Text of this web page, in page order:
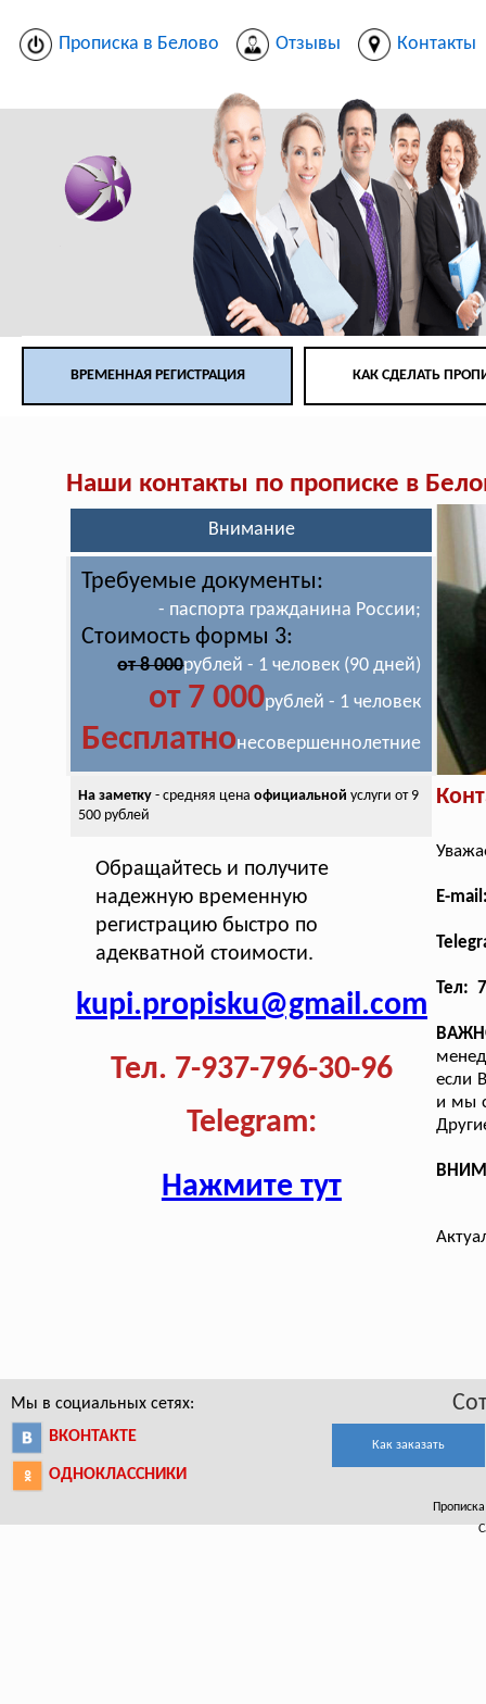
Прописка в Белово Отзывы Контакты
ВРЕМЕННАЯ РЕГИСТРАЦИЯ КАК СДЕЛАТЬ
Наши контакты по прописке в
Внимание
Требуемые документы:
- паспорта гражданина России;
Стоимость формы 3:
от 8 000рублей - 1 человек (90 дней)
от 7 000рублей - 1 человек
Бесплатнонесовершеннолетние
На заметку - средняя ценаофициальной услуги от 9
500 рублей
Обращайтесь и получите
надежную временную
регистрацию быстро по
адекватной стоимости.
kupi.propisku@gmail.com
Тел. 7-937-796-30-96
Telegram:
Нажмите тут
E-
Тел:
если
и мы
Мы в социальных сетях:
ВКОНТАКТЕ
ОДНОКЛАССНИКИ
Как заказать